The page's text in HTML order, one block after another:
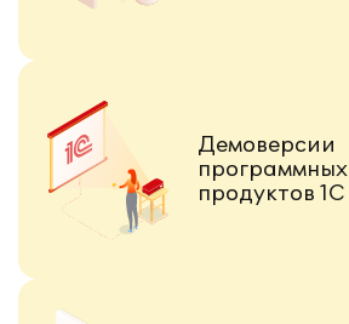
Демоверсии
программных
продуктов 1С